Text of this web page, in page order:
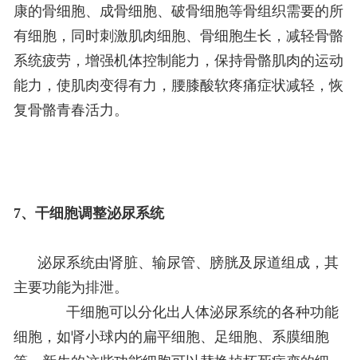
康的骨细胞、成骨细胞、破骨细胞等骨组织需要的所
有细胞，同时刺激肌肉细胞、骨细胞生长，减轻骨骼
系统疲劳，增强机体控制能力，保持骨骼肌肉的运动
能力，使肌肉变得有力，腰膝酸软疼痛症状减轻，恢
复骨骼青春活力。
7、干细胞调整泌尿系统
泌尿系统由肾脏、输尿管、膀胱及尿道组成，其
主要功能为排泄。
干细胞可以分化出人体泌尿系统的各种功能
细胞，如肾小球内的扁平细胞、足细胞、系膜细胞